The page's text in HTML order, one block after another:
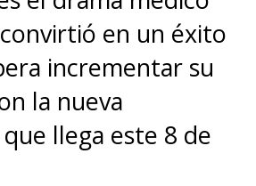
en un éxito
incrementar su
la nueva
llega este 8 de